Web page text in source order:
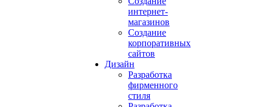
интернет-
магазинов
Создание
корпоративных
сайтов
Дизайн
Разработка
фирменного
стиля